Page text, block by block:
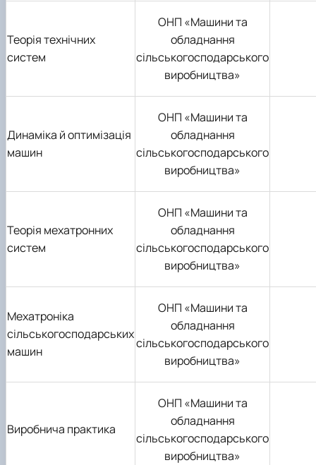
Теорія технічних
систем
ОНП «Машини та
обладнання
сільськогосподарського
виробництва»
Динаміка й оптимізація
машин
ОНП «Машини та
обладнання
сільськогосподарського
виробництва»
Теорія мехатронних
систем
ОНП «Машини та
обладнання
сільськогосподарського
виробництва»
Мехатроніка
сільськогосподарських
машин
ОНП «Машини та
обладнання
сільськогосподарського
виробництва»
Виробнича практика
ОНП «Машини та
обладнання
сільськогосподарського
виробництва»